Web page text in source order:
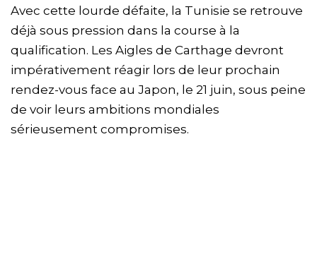
Avec cette lourde défaite, la Tunisie se retrouve
déjà sous pression dans la course à la
qualification. Les Aigles de Carthage devront
impérativement réagir lors de leur prochain
rendez-vous face au Japon, le 21 juin, sous peine
de voir leurs ambitions mondiales
sérieusement compromises.